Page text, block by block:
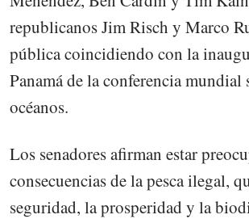
republicanos Jim Risch y Marco
pública coincidiendo con la
Panamá de la conferencia mundial
océanos.
Los senadores afirman estar
consecuencias de la pesca ilegal,
seguridad, la prosperidad y la